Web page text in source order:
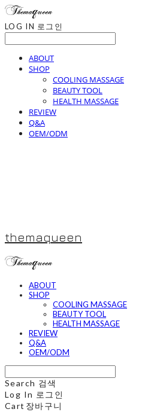
LOG IN 로그인
ABOUT
SHOP
COOLING MASSAGE
BEAUTY TOOL
HEALTH MASSAGE
REVIEW
Q&A
OEM/ODM
themaqueen
ABOUT
SHOP
COOLING MASSAGE
BEAUTY TOOL
HEALTH MASSAGE
REVIEW
Q&A
OEM/ODM
Search 검색
Log In 로그인
Cart 장바구니